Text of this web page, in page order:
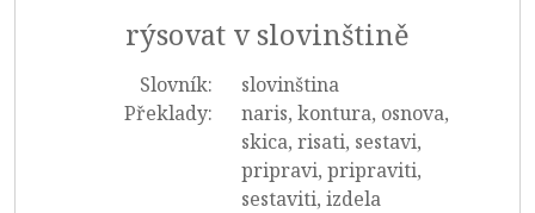
rýsovat v slovinštině
Slovník:
slovinština
Překlady:
naris, kontura, osnova,
skica, risati, sestavi,
pripravi, pripraviti,
sestaviti, izdela